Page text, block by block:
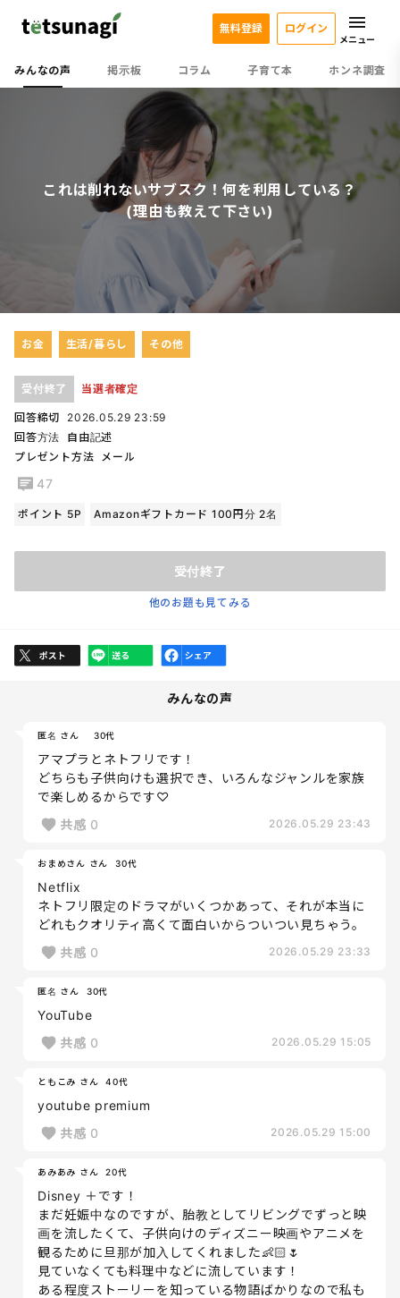
みんなの声 掲示板 コラム 子育て本 ホンネ調査
無料登録 ログイン
メニュー
これは削れないサブスク！何を利用している？
(理由も教えて下さい)
お金 生活/暮らし その他
受付終了 当選者確定
回答締切
2026.05.29 23:59
回答方法
自由記述
プレゼント方法
メール
47
ポイント 5P Amazonギフトカード 100円分 2名
受付終了
他のお題も見てみる
みんなの声
匿名 さん 30代
アマプラとネトフリです！
どちらも子供向けも選択でき、いろんなジャンルを家族
で楽しめるからです♡
共感 0 2026.05.29 23:43
おまめさん さん 30代
Netflix
ネトフリ限定のドラマがいくつかあって、それが本当に
どれもクオリティ高くて面白いからついつい見ちゃう。
共感 0 2026.05.29 23:33
匿名 さん 30代
YouTube
共感 0 2026.05.29 15:05
ともこみ さん 40代
youtube premium
共感 0 2026.05.29 15:00
あみあみ さん 20代
Disney ＋です！
まだ妊娠中なのですが、胎教としてリビングでずっと映
画を流したくて、子供向けのディズニー映画やアニメを
観るために旦那が加入してくれました👶🏻🌷
見ていなくても料理中などに流しています！
ある程度ストーリーを知っている物語ばかりなので私も